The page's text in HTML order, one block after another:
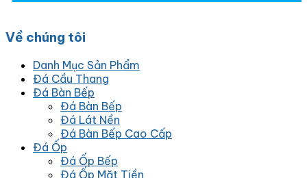
Về chúng tôi
Danh Mục Sản Phẩm
Đá Cầu Thang
Đá Bàn Bếp
Đá Bàn Bếp
Đá Lát Nền
Đá Bàn Bếp Cao Cấp
Đá Ốp
Đá Ốp Bếp
Đá Ốp Mặt Tiền